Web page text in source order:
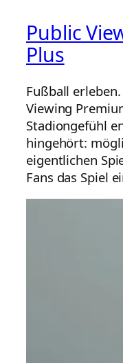
Public
Plus
Fußball
Viewing
Stadiongefühl
hingehört:
eigentlichen
Fans das Spiel